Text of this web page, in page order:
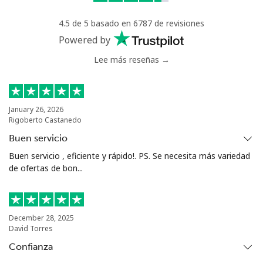
4.5 de 5 basado en 6787 de revisiones
Powered by
Lee más reseñas →
January 26, 2026
Rigoberto Castanedo
Buen servicio
Buen servicio , eficiente y rápido!. PS. Se necesita más variedad
de ofertas de bon...
December 28, 2025
David Torres
Confianza